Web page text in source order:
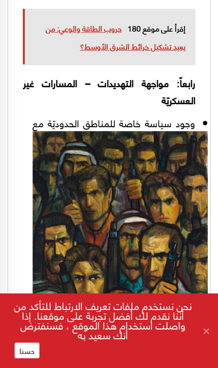
إقرأ على موقع 180
حروب الطاقة والوعي: من
يعيد تشكيل خرائط الشرق الأوسط؟
رابعاً: مواجهة التهديدات – المسارات غير
العسكريّة
وجود سياسة خاصة للمناطق الحدوديّة مع
نحن نستخدم ملفات تعريف الارتباط للتأكد من
أننا نقدم لك أفضل تجربة على موقعنا. إذا
واصلت استخدام هذا الموقع ، فسنفترض
أنك سعيد به
حسنا